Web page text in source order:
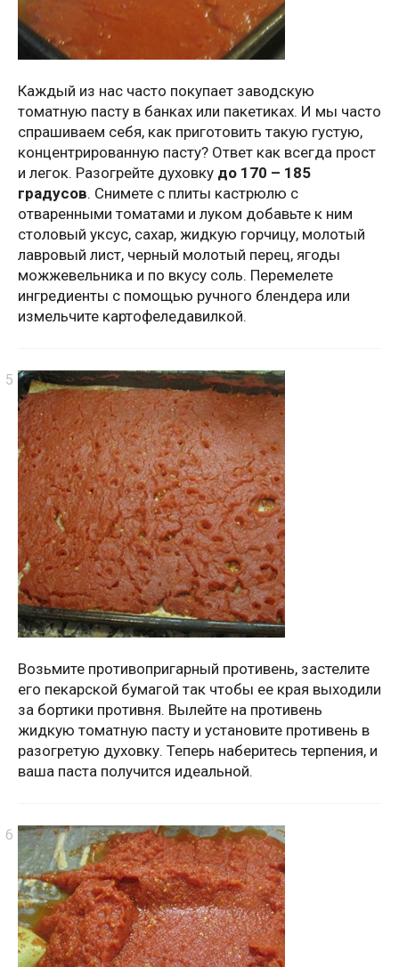
Каждый из нас часто покупает заводскую
томатную пасту в банках или пакетиках. И мы часто
спрашиваем себя, как приготовить такую густую,
концентрированную пасту? Ответ как всегда прост
и легок. Разогрейте духовку до 170 – 185
градусов. Снимете с плиты кастрюлю с
отваренными томатами и луком добавьте к ним
столовый уксус, сахар, жидкую горчицу, молотый
лавровый лист, черный молотый перец, ягоды
можжевельника и по вкусу соль. Перемелете
ингредиенты с помощью ручного блендера или
измельчите картофеледавилкой.
Возьмите противопригарный противень, застелите
его пекарской бумагой так чтобы ее края выходили
за бортики противня. Вылейте на противень
жидкую томатную пасту и установите противень в
разогретую духовку. Теперь наберитесь терпения, и
ваша паста получится идеальной.